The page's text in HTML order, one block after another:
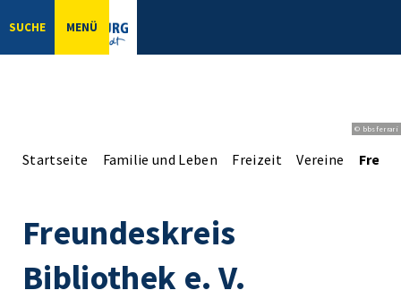
SUCHE MENÜ
© bbsferrari
Startseite Familie und Leben Freizeit Vereine
Freundeskreis
Bibliothek e. V.